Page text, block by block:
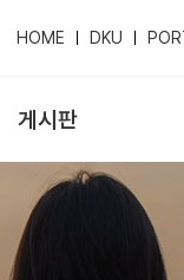
HOME DKU
게시판